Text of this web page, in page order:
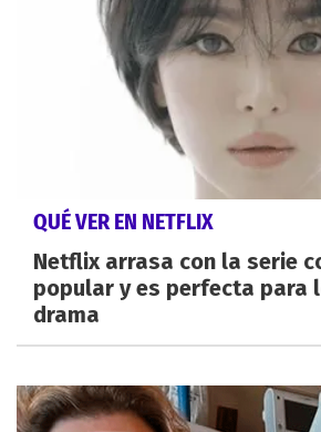
QUÉ VER EN NETFLIX
Netflix arrasa con la serie
popular y es perfecta para
drama